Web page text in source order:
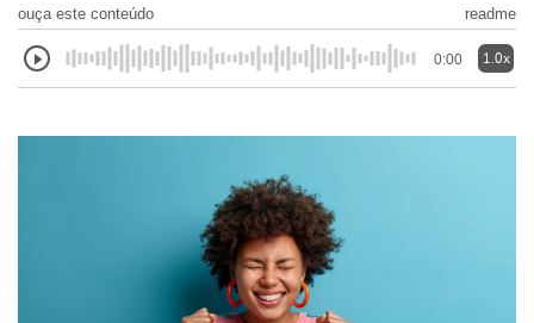
ouça este conteúdo readme
0:00 1.0x